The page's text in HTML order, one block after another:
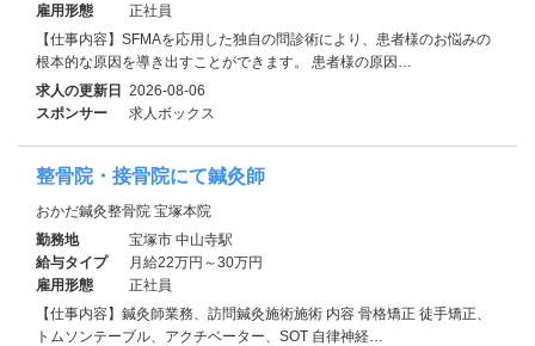
雇用形態
正社員
【仕事内容】SFMAを応用した独自の問診術により、患者様のお悩みの
根本的な原因を導き出すことができます。 患者様の原因…
求人の更新日 2026-08-06
スポンサー
求人ボックス
整骨院・接骨院にて鍼灸師
おかだ鍼灸整骨院 宝塚本院
勤務地
宝塚市 中山寺駅
給与タイプ
月給22万円～30万円
雇用形態
正社員
【仕事内容】鍼灸師業務、訪問鍼灸施術施術 内容 骨格矯正 徒手矯正、
トムソンテーブル、アクチベーター、SOT 自律神経…